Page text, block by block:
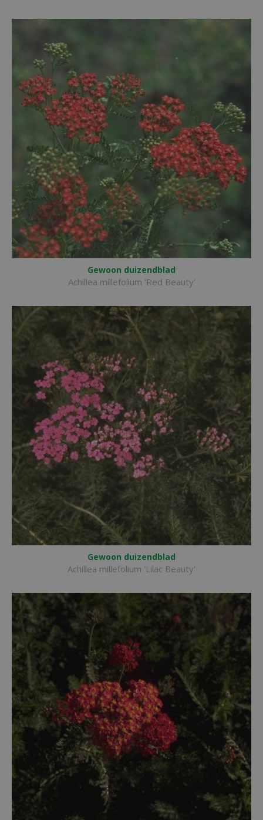
Gewoon duizendblad
Achillea millefolium 'Red Beauty'
Gewoon duizendblad
Achillea millefolium 'Lilac Beauty'